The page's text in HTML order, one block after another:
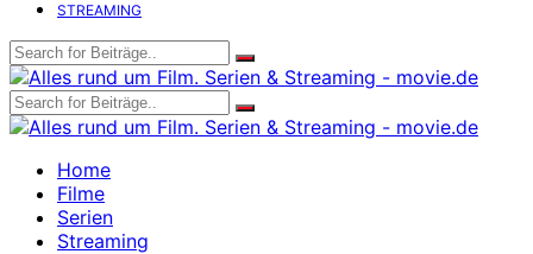
STREAMING
Home
Filme
Serien
Streaming